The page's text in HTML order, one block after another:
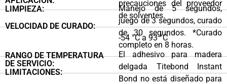
LIMPIEZA:
precauciones del proveedor
de solventes.
VELOCIDAD DE CURADO:
Manejo de 5 segundos,
juego de 3 segundos, curado
de 30 segundos. *Curado
completo en 8 horas.
RANGO DE TEMPERATURA
DE SERVICIO:
-54 °C a 93 °C
LIMITACIONES:
El adhesivo para madera
delgada Titebond Instant
Bond no está diseñado para